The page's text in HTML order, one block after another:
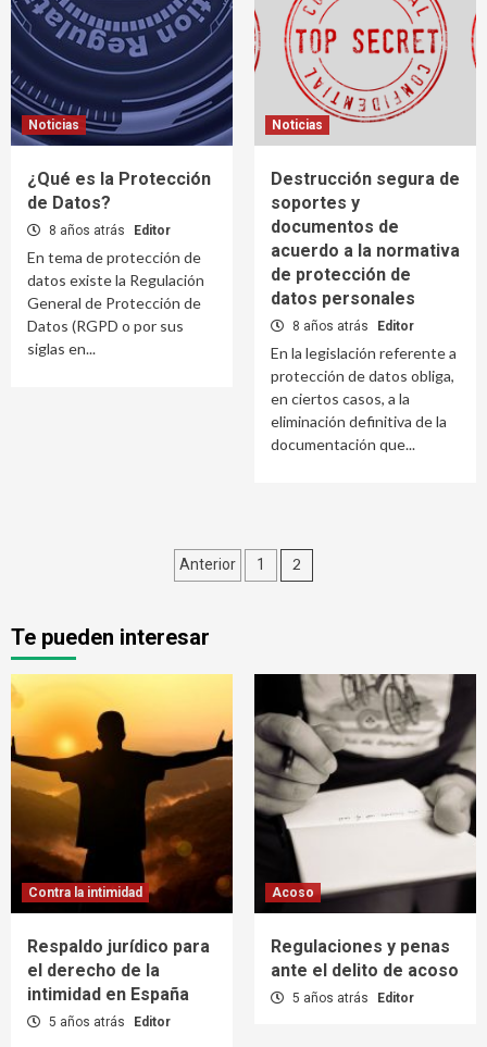
Noticias
¿Qué es la Protección
de Datos?
8 años atrás Editor
En tema de protección de
datos existe la Regulación
General de Protección de
Datos (RGPD o por sus
siglas en...
Noticias
Destrucción segura de
soportes y
documentos de
acuerdo a la normativa
de protección de
datos personales
8 años atrás Editor
En la legislación referente a
protección de datos obliga,
en ciertos casos, a la
eliminación definitiva de la
documentación que...
Navegación
entradas
Anterior 1 2
Te pueden interesar
Contra la intimidad
Respaldo jurídico para
el derecho de la
intimidad en España
5 años atrás Editor
Acoso
Regulaciones y penas
ante el delito de acoso
5 años atrás Editor